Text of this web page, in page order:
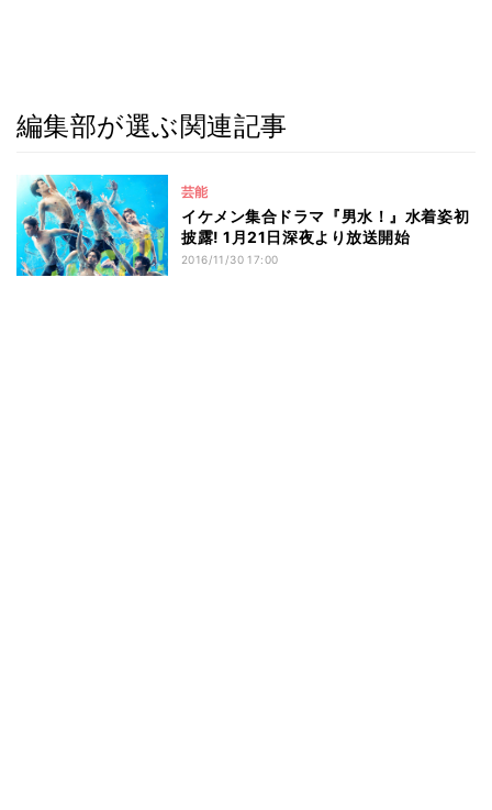
編集部が選ぶ関連記事
芸能
イケメン集合ドラマ『男水！』水着姿初
披露! 1月21日深夜より放送開始
2016/11/30 17:00